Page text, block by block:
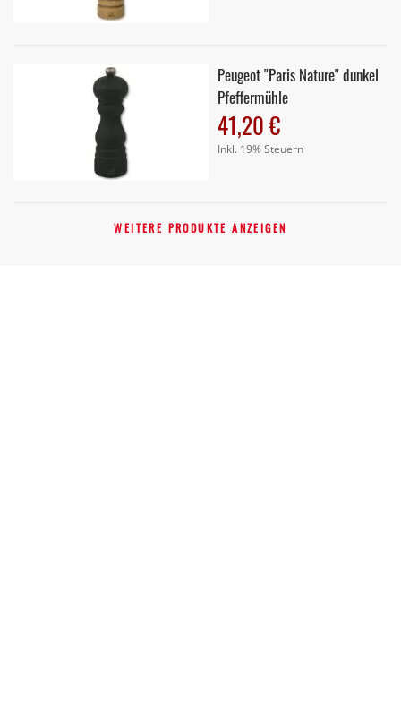
Peugeot "Paris Nature" dunkel
Pfeffermühle
41,20 €
Inkl. 19% Steuern
WEITERE PRODUKTE ANZEIGEN